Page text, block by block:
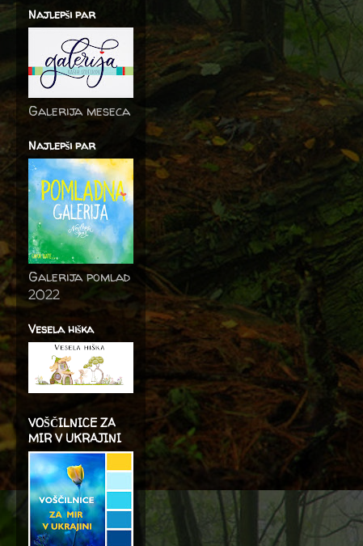
Najlepši par
Galerija meseca
Najlepši par
Galerija pomlad
2022
Vesela hiška
VOŠČILNICE ZA
MIR V UKRAJINI